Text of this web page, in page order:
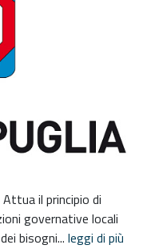
il principio di
governative locali
bisogni... leggi di più